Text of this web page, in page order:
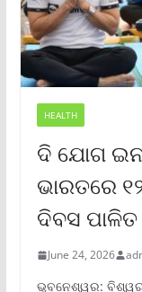
HEALTH
ଦି ଯୋଗ
ଭାରତରେ
ଦିବସ ପାଳିତ
June 24, 2026
ଭୁବନେଶ୍ୱର: ବିଶ୍ୱର